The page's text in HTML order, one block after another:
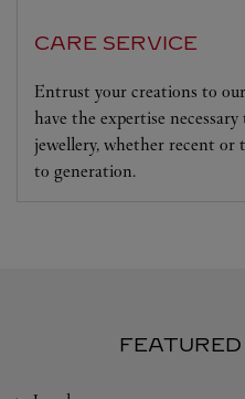
CARE SERVICE
Entrust your creations to
have the expertise
jewellery, whether recent
to generation.